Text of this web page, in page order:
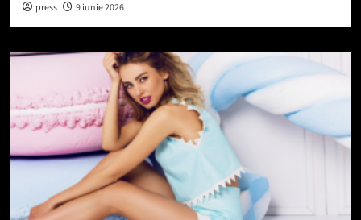
press 9 iunie 2026